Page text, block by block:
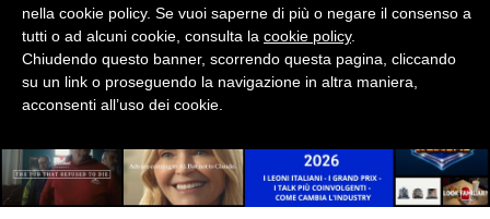
NORMATIVE
TREND
CASE HISTORY
OPINIONI
nella cookie policy. Se vuoi saperne di più o negare il consenso a
tutti o ad alcuni cookie, consulta la cookie policy.
Chiudendo questo banner, scorrendo questa pagina, cliccando
su un link o proseguendo la navigazione in altra maniera,
acconsenti all’uso dei cookie.